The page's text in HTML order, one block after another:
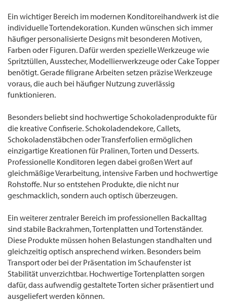
Ein wichtiger Bereich im modernen Konditoreihandwerk ist die
individuelle Tortendekoration. Kunden wünschen sich immer
häufiger personalisierte Designs mit besonderen Motiven,
Farben oder Figuren. Dafür werden spezielle Werkzeuge wie
Spritztüllen, Ausstecher, Modellierwerkzeuge oder Cake Topper
benötigt. Gerade filigrane Arbeiten setzen präzise Werkzeuge
voraus, die auch bei häufiger Nutzung zuverlässig
funktionieren.
Besonders beliebt sind hochwertige Schokoladenprodukte für
die kreative Confiserie. Schokoladendekore, Callets,
Schokoladenstäbchen oder Transferfolien ermöglichen
einzigartige Kreationen für Pralinen, Torten und Desserts.
Professionelle Konditoren legen dabei großen Wert auf
gleichmäßige Verarbeitung, intensive Farben und hochwertige
Rohstoffe. Nur so entstehen Produkte, die nicht nur
geschmacklich, sondern auch optisch überzeugen.
Ein weiterer zentraler Bereich im professionellen Backalltag
sind stabile Backrahmen, Tortenplatten und Tortenständer.
Diese Produkte müssen hohen Belastungen standhalten und
gleichzeitig optisch ansprechend wirken. Besonders beim
Transport oder bei der Präsentation im Schaufenster ist
Stabilität unverzichtbar. Hochwertige Tortenplatten sorgen
dafür, dass aufwendig gestaltete Torten sicher präsentiert und
ausgeliefert werden können.